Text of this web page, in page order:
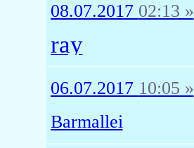
08.07.2017 02:13 »
ray
06.07.2017 10:05 »
Barmallei